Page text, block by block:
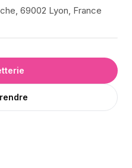
69002 Lyon, France